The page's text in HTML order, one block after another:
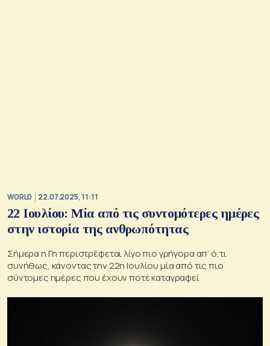
WORLD 22.07.2025, 11:11
22 Ιουλίου: Μία από τις συντομότερες ημέρες
στην ιστορία της ανθρωπότητας
Σήμερα η Γη περιστρέφεται λίγο πιο γρήγορα απ’ ό,τι
συνήθως, κάνοντας την 22η Ιουλίου μία από τις πιο
σύντομες ημέρες που έχουν ποτέ καταγραφεί